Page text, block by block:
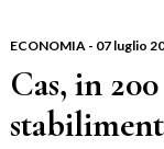
ECONOMIA- 07 luglio
Cas, in